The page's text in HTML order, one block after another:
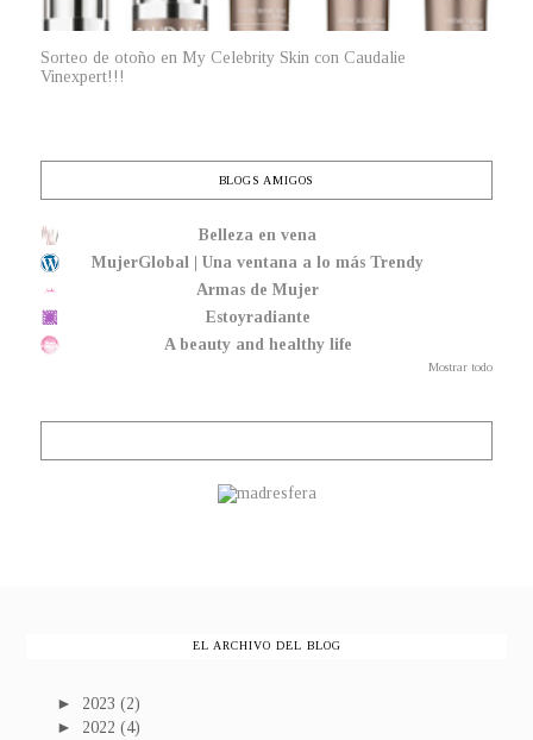
Sorteo de otoño en My Celebrity Skin con Caudalie
Vinexpert!!!
BLOGS AMIGOS
Belleza en vena
MujerGlobal | Una ventana a lo más Trendy
Armas de Mujer
Estoyradiante
A beauty and healthy life
Mostrar todo
EL ARCHIVO DEL BLOG
► 2023 (2)
► 2022 (4)